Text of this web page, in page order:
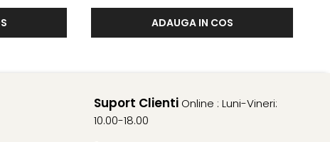
ADAUGA IN COS
Suport Clienti Online : Luni-Vineri:
10.00-18.00